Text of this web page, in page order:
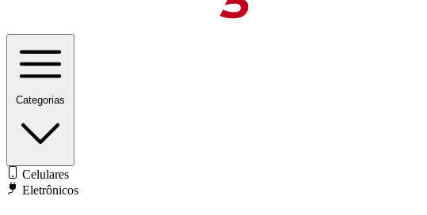
Categorias
Celulares
Eletrônicos